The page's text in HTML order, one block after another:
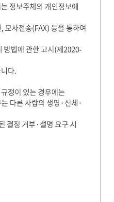
정보주체의 개인정보에
사전송(FAX) 등을 통하여
방법에 관한 고시(제2020-
다.
정이 있는 경우에는
다른 사람의 생명·신체·
결정 거부·설명 요구 시